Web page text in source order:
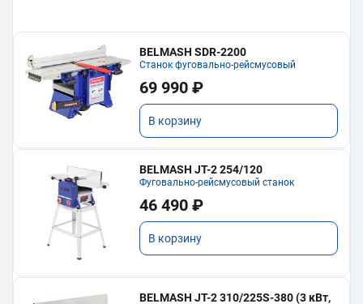
BELMASH SDR-2200
Станок фуговально-рейсмусовый
69 990 ₽
В корзину
BELMASH JT-2 254/120
Фуговально-рейсмусовый станок
46 490 ₽
В корзину
BELMASH JT-2 310/225S-380 (3 кВт,